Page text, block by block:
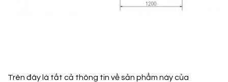
Trên đây là tất cả thông tin về sản phẩm này của